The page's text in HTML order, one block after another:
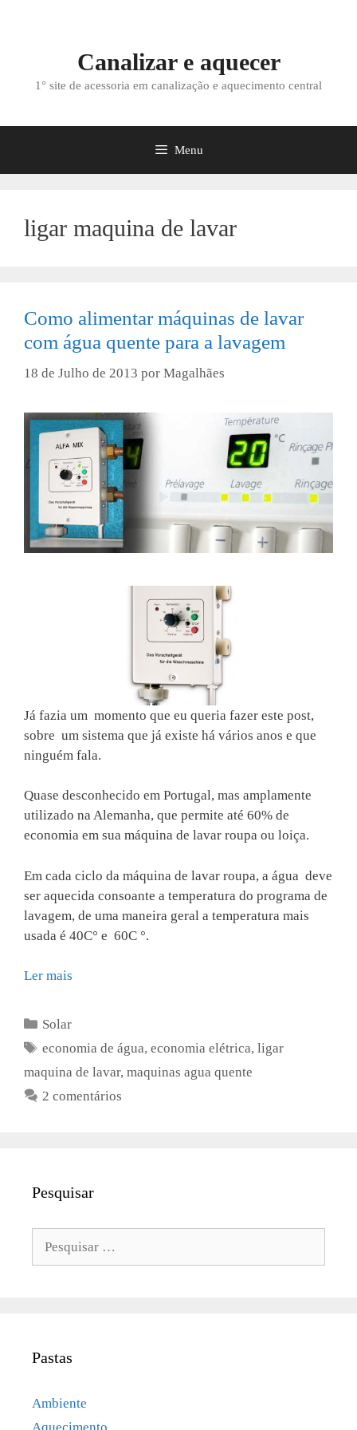
Canalizar e aquecer
1° site de acessoria em canalização e aquecimento central
Menu
ligar maquina de lavar
Como alimentar máquinas de lavar
com água quente para a lavagem
18 de Julho de 2013 por Magalhães
Já fazia um momento que eu queria fazer este post,
sobre um sistema que já existe há vários anos e que
ninguém fala.
Quase desconhecido em Portugal, mas amplamente
utilizado na Alemanha, que permite até 60% de
economia em sua máquina de lavar roupa ou loiça.
Em cada ciclo da máquina de lavar roupa, a água deve
ser aquecida consoante a temperatura do programa de
lavagem, de uma maneira geral a temperatura mais
usada é 40C° e 60C °.
Ler mais
Categorias
Solar
Etiquetas
economia de água,economia elétrica,ligar
maquina de lavar, maquinas agua quente
2 comentários
Pesquisar
Pastas
Ambiente